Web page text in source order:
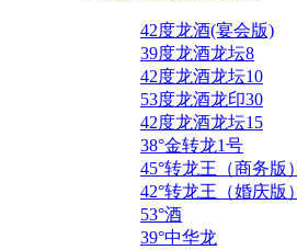
42度龙酒(宴会版)
39度龙酒龙坛8
42度龙酒龙坛10
53度龙酒龙印30
42度龙酒龙坛15
38°金转龙1号
45°转龙王（商务版）
42°转龙王（婚庆版）
53°酒
39°中华龙